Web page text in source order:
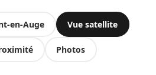
en-Auge Vue satellite
Photos